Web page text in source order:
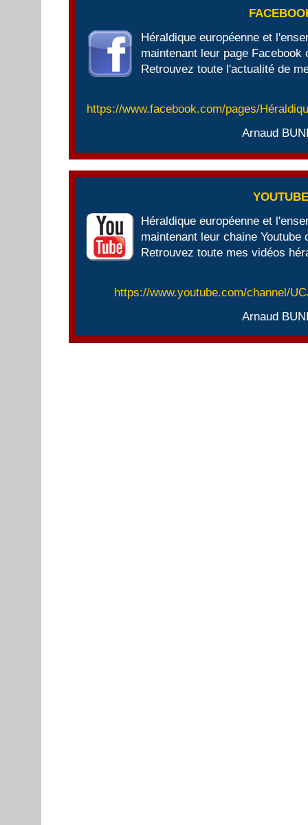
Héraldique européenne et
maintenant leur page Facebook
Retrouvez toute l'actualité de
https://www.facebook.com/pages/
Arnaud
Héraldique européenne et
maintenant leur chaine Youtube
Retrouvez toute mes vidéos
https://www.youtube.com/channel/
Arnaud